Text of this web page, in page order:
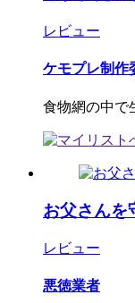
レビュー
ケモプレ制作
食物網の中で
お父さんを
レビュー
悪徳業者